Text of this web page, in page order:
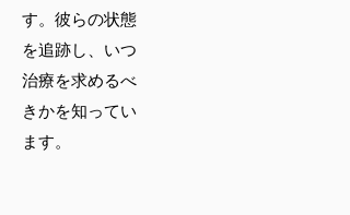
す。彼らの状態
を追跡し、いつ
治療を求めるべ
きかを知ってい
ます。